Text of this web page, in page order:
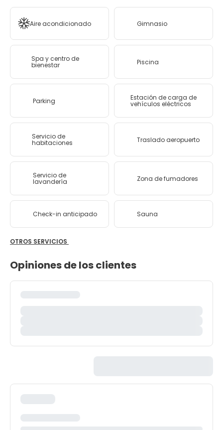
Aire acondicionado Gimnasio
Spa y centro de
bienestar Piscina
Parking Estación de carga de
vehículos eléctricos
Servicio de
habitaciones Traslado aeropuerto
Servicio de
lavandería Zona de fumadores
Check-in anticipado Sauna
OTROS SERVICIOS
Opiniones de los clientes